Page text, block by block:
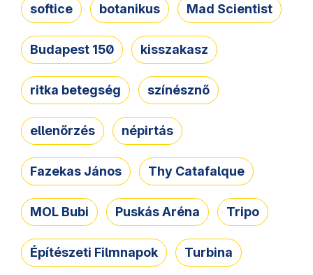
softice botanikus Mad Scientist
Budapest 150 kisszakasz
ritka betegség színésznő
ellenőrzés népirtás
Fazekas János Thy Catafalque
MOL Bubi Puskás Aréna Tripo
Építészeti Filmnapok Turbina